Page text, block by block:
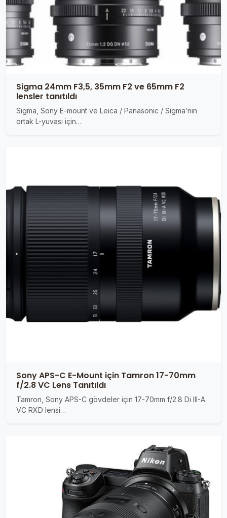
Sigma 24mm F3,5, 35mm F2 ve 65mm F2
lensler tanıtıldı
Sigma, Sony E-mount ve Leica / Panasonic / Sigma’nın
ortak L-yuvası için…
Sony APS-C E-Mount için Tamron 17-70mm
f/2.8 VC Lens Tanıtıldı
Tamron, Sony APS-C gövdeler için 17-70mm f/2.8 Di III-A
VC RXD lensi…